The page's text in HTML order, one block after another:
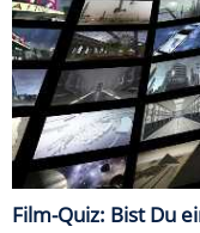
Film-Quiz: Bist Du